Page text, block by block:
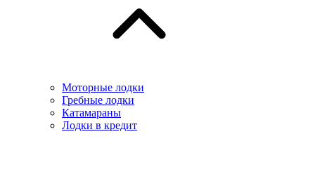
Моторные лодки
Гребные лодки
Катамараны
Лодки в кредит